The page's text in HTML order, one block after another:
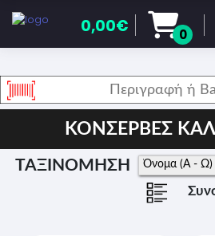
0,00€ 0
ΚΟΝΣΕΡΒΕΣ
ΤΑΞΙΝΟΜΗΣΗ